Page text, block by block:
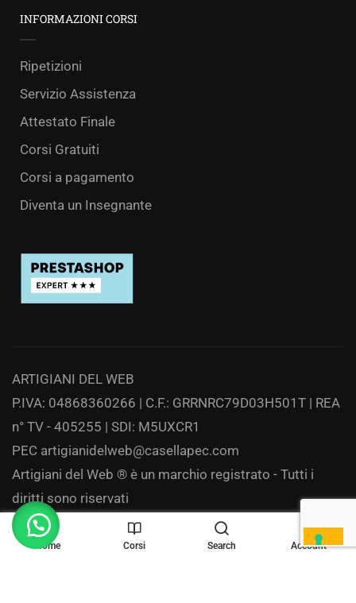
INFORMAZIONI CORSI
Ripetizioni
Servizio Assistenza
Attestato Finale
Corsi Gratuiti
Corsi a pagamento
Diventa un Insegnante
ARTIGIANI DEL WEB
P.IVA: 04868360266 | C.F.: GRRNRC79D03H501T | REA
n° TV - 405255 | SDI: M5UXCR1
PEC artigianidelweb@casellapec.com
Artigiani del Web ® è un marchio registrato - Tutti i
diritti sono riservati
Privacy
Home Corsi Search Account